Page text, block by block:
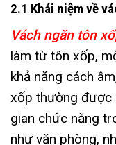
2.1 Khái niệm về
Vách ngăn tôn
làm từ tôn xốp,
khả năng cách
xốp thường được
gian chức năng
như văn phòng,